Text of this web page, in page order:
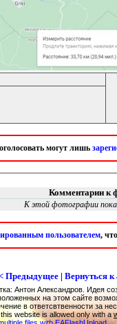
могут лишь
Комментарии к
К этой фотографии
пользователем,
Предыдущее | Вернуться
Антон Александров. Идея
на этом сайте
в ответсвтвенности за
website is allowed only with a